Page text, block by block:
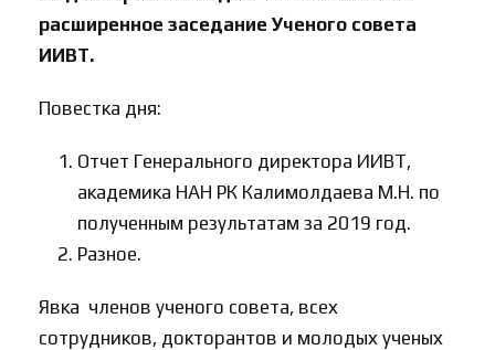
расширенное заседание Ученого совета
ИИВТ.
Повестка дня:
Отчет Генерального директора ИИВТ,
академика НАН РК Калимолдаева М.Н. по
полученным результатам за 2019 год.
Разное.
Явка членов ученого совета, всех
сотрудников, докторантов и молодых ученых